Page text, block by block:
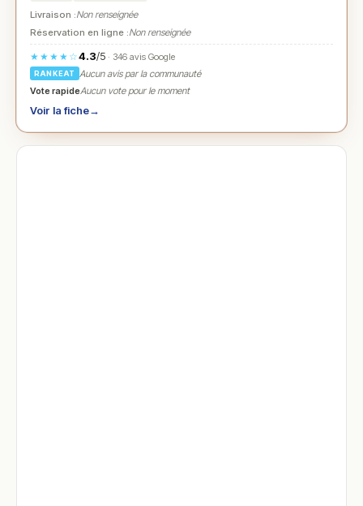
Livraison :Non renseignée
Réservation en ligne :Non renseignée
★★★★☆4.3/5· 346 avis Google
RANKEAT
Aucun avis par la communauté
Vote rapideAucun vote pour le moment
Voir la fiche→